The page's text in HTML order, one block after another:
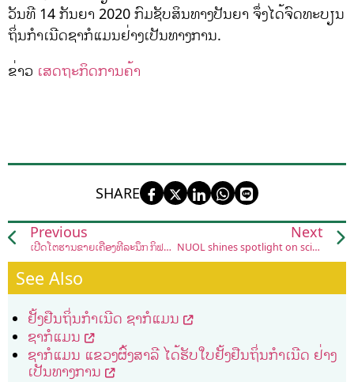
ວັນທີ 14 ກັນຍາ 2020 ກົມຊັບສິນທາງປັນຍາ ຈຶ່ງໄດ້ຈົດທະບຽນ
ຖິ່ນກໍາເນີດຊາກໍແມນຢ່າງເປັນທາງການ.
ຂ່າວ ເສດຖະກິດການຄ້າ
SHARE
Previous
ເປີດໂຕຮ້ານຂາຍເຄື່ອງທີ່ລະນຶກ ກິຟທ໌ ແກເລີຣີ (Gift Gallery)
Next
NUOL shines spotlight on science, technology research
See Also
ຢັ້ງຢືນຖິ່ນກຳເນີດ ຊາກໍແມນ
ຊາກໍແມນ
ຊາກໍແມນ ແຂວງຜົ້ງສາລີ ໄດ້ຮັບໃບຢັ້ງຢືນຖິ່ນກໍາເນີດ ຢ່າງ
ເປັນທາງການ